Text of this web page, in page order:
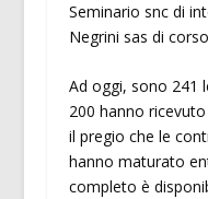
Seminario snc di
Negrini sas di
Ad oggi, sono 241
200 hanno
il pregio che le
hanno maturato
completo è